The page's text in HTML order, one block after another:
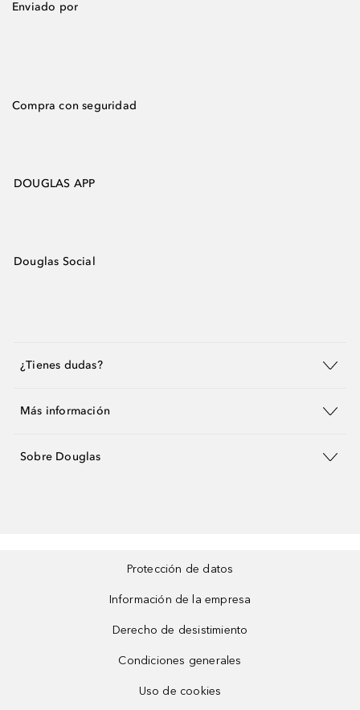
Enviado por
Compra con seguridad
DOUGLAS APP
Douglas Social
¿Tienes dudas?
Más información
Sobre Douglas
Protección de datos
Información de la empresa
Derecho de desistimiento
Condiciones generales
Uso de cookies